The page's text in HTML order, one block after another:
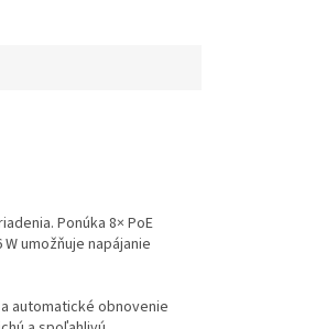
Ponúka 8× PoE
umožňuje napájanie
automatické obnovenie